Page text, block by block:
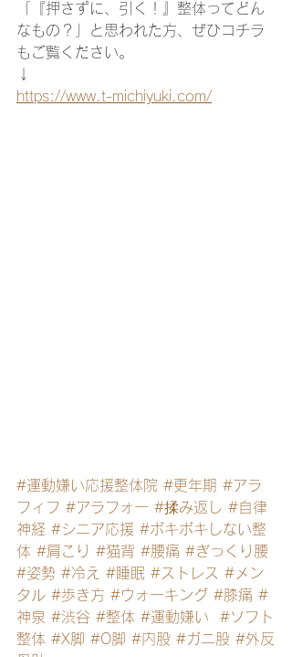
「『押さずに、引く！』整体ってどん
なもの？」と思われた方、ぜひコチラ
もご覧ください。
↓
https://www.t-michiyuki.com/
#運動嫌い応援整体院 #更年期 #アラ
フィフ #アラフォー #揉み返し #自律
神経 #シニア応援 #ボキボキしない整
体 #肩こり #猫背 #腰痛 #ぎっくり腰
#姿勢 #冷え #睡眠 #ストレス
#メン
タル #歩き方 #ウォーキング #膝痛 #
神泉 #渋谷 #整体 #運動嫌い
#ソフト
整体 #X脚 #O脚 #内股 #ガニ股 #外反